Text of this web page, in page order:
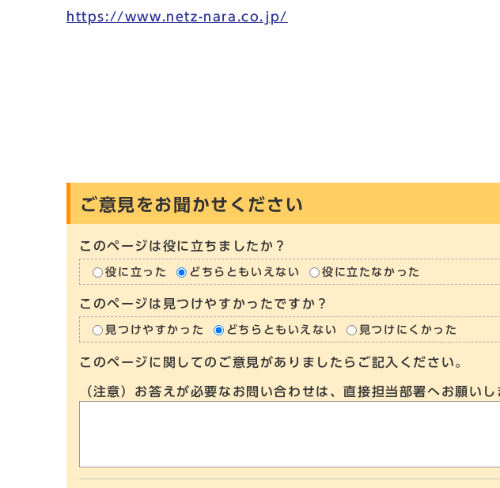
https://www.netz-nara.co.jp/
ご意見をお聞かせください
このページは役に立ちましたか？
役に立った どちらともいえない 役に立たなかった
このページは見つけやすかったですか？
見つけやすかった どちらともいえない 見つけにくかった
このページに関してのご意見がありましたらご記入ください。
（注意）お答えが必要なお問い合わせは、直接担当部署へお願い